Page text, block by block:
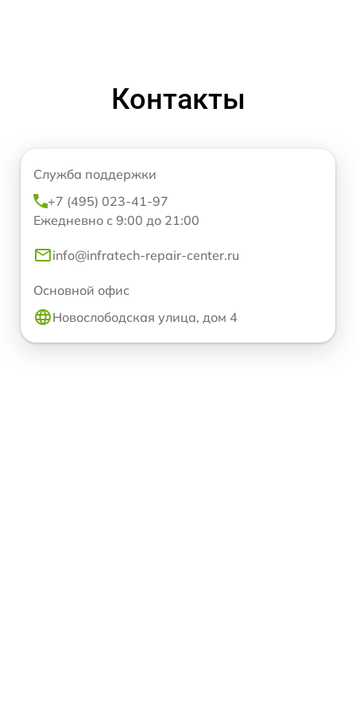
Контакты
Служба поддержки
+7 (495) 023-41-97
Ежедневно с 9:00 до 21:00
info@infratech-repair-center.ru
Основной офис
Новослободская улица, дом 4